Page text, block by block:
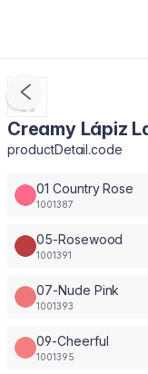
Creamy Lápiz
productDetail.code
01 Country Rose
1001387
05-Rosewood
1001391
07-Nude Pink
1001393
09-Cheerful
1001395